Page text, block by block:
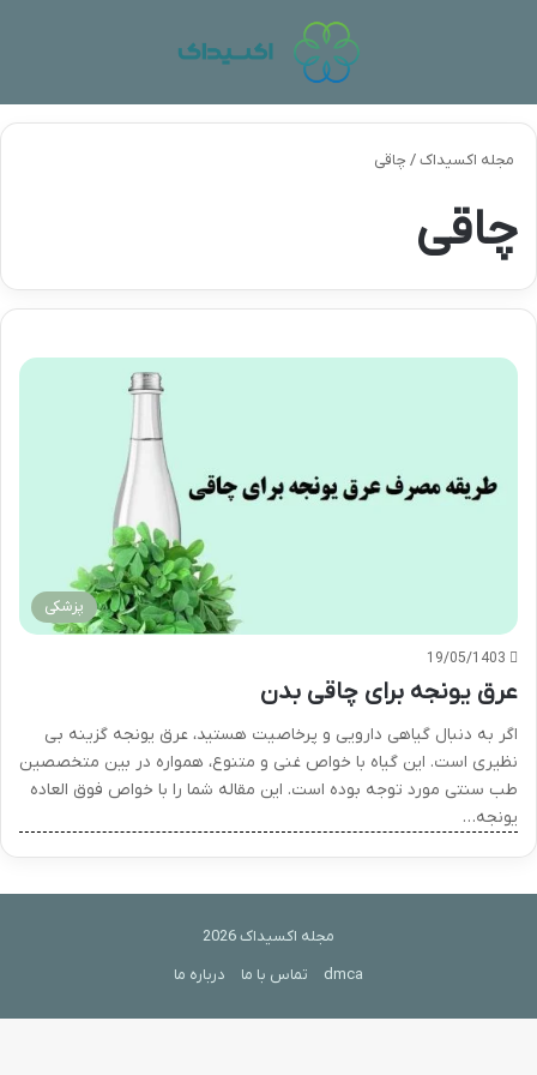
مجله اکسیداک/ چاقی
چاقی
پزشکی
19/05/1403
عرق یونجه برای چاقی بدن
اگر به دنبال گیاهی دارویی و پرخاصیت هستید، عرق یونجه گزینه بی
نظیری است. این گیاه با خواص غنی و متنوع، همواره در بین متخصصین
طب سنتی مورد توجه بوده است. این مقاله شما را با خواص فوق العاده
یونجه…
مجله اکسیداک 2026
dmca
تماس با ما درباره ما